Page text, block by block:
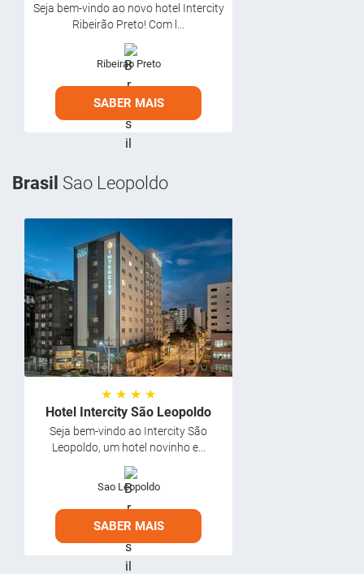
Seja bem-vindo ao novo hotel Intercity
Ribeirão Preto! Com l...
Ribeirao Preto
SABER MAIS
Brasil Sao Leopoldo
★ ★ ★ ★
Hotel Intercity São Leopoldo
Seja bem-vindo ao Intercity São
Leopoldo, um hotel novinho e...
Sao Leopoldo
SABER MAIS